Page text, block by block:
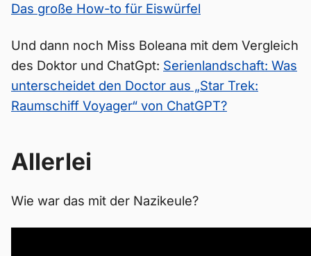
Das große How-to für Eiswürfel
Und dann noch Miss Boleana mit dem Vergleich
des Doktor und ChatGpt: Serienlandschaft: Was
unterscheidet den Doctor aus „Star Trek:
Raumschiff Voyager“ von ChatGPT?
Allerlei
Wie war das mit der Nazikeule?